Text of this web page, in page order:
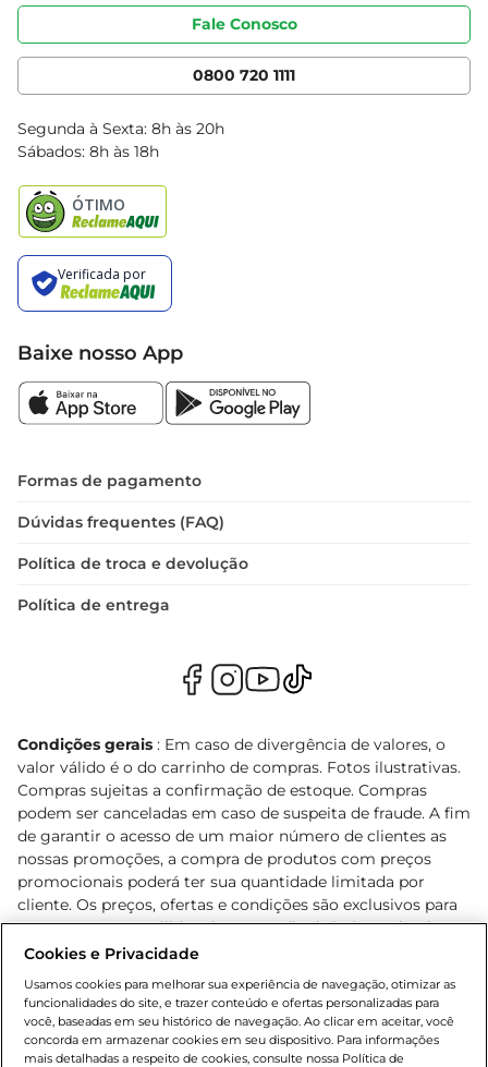
Portal do fornecedor
Cencosud Media
Código de ética
Serviços
Clube Bretas
Blog Bretas
Black Friday
Fale Conosco
0800 720 1111
Segunda à Sexta: 8h às 20h
Sábados: 8h às 18h
Baixe nosso App
Formas de pagamento
Dúvidas frequentes (FAQ)
Política de troca e devolução
Política de entrega
Condições gerais : Em caso de divergência de valores, o
valor válido é o do carrinho de compras. Fotos ilustrativas.
Compras sujeitas a confirmação de estoque. Compras
podem ser canceladas em caso de suspeita de fraude. A fim
de garantir o acesso de um maior número de clientes as
nossas promoções, a compra de produtos com preços
promocionais poderá ter sua quantidade limitada por
cliente. Os preços, ofertas e condições são exclusivos para
o e-commerce e válidos durante o dia de hoje, podendo
sofrer alterações sem prévia notificação. Proibida a venda
Lei n.º 8069/90, art. 81, inciso II (Estatuto da Criança e do
Adolescente). Preços e condições exclusivos para o
www.bretas.com.br, podendo sofrer alterações sem aviso
Cookies e Privacidade
Usamos cookies para melhorar sua experiência de navegação, otimizar as
funcionalidades do site, e trazer conteúdo e ofertas personalizadas para
você, baseadas em seu histórico de navegação. Ao clicar em aceitar, você
concorda em armazenar cookies em seu dispositivo. Para informações
mais detalhadas a respeito de cookies, consulte nossa Política de